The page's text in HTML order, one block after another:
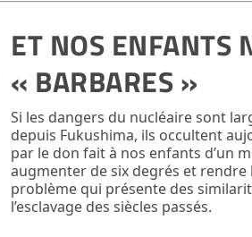
ET NOS ENFANTS
« BARBARES »
Si les dangers du nucléaire sont
depuis Fukushima, ils occultent
par le don fait à nos enfants d’un
augmenter de six degrés et
problème qui présente des
l’esclavage des siècles passés.